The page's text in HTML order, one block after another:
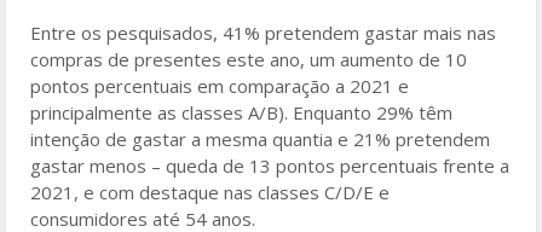
Entre os pesquisados, 41% pretendem gastar mais nas
compras de presentes este ano, um aumento de 10
pontos percentuais em comparação a 2021 e
principalmente as classes A/B). Enquanto 29% têm
intenção de gastar a mesma quantia e 21% pretendem
gastar menos – queda de 13 pontos percentuais frente a
2021, e com destaque nas classes C/D/E e
consumidores até 54 anos.